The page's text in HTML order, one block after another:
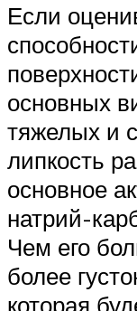
Если
основных
тяжелых и
липкость
основное
натрий-
Чем его
более
которая